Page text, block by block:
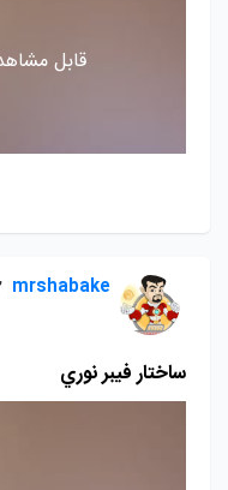
قابل
mrshabake
2
ساختار فيبر نوري